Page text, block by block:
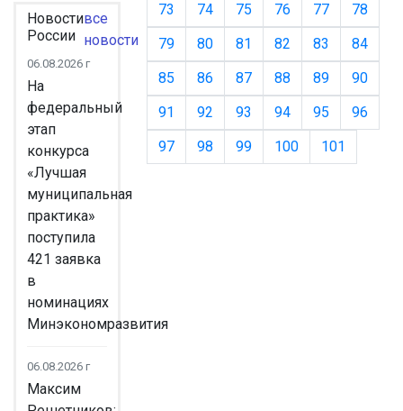
Новости
России
все
новости
06.08.2026 г
На
федеральный
этап
конкурса
«Лучшая
муниципальная
практика»
поступила
421 заявка
в
номинациях
Минэкономразвития
06.08.2026 г
Максим
73
74 75 76 77
78
79
80 81 82 83
84
85
86 87 88 89
90
91
92 93 94 95
96
97
98 99 100 101